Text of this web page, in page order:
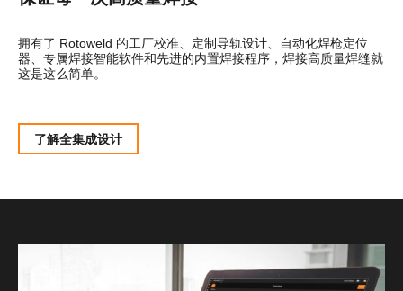
拥有了 Rotoweld 的工厂校准、定制导轨设计、自动化焊枪定位
器、专属焊接智能软件和先进的内置焊接程序，焊接高质量焊缝就
这是这么简单。
了解全集成设计